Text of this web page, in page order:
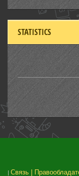
STATISTICS
Связь |